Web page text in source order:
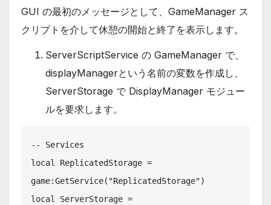
GUI の最初のメッセージとして、GameManager ス
クリプトを介して休憩の開始と終了を表示します。
ServerScriptService の GameManager で、
displayManagerという名前の変数を作成し、
ServerStorage で DisplayManager モジュー
ルを要求します。
-- Services
local ReplicatedStorage =
game:GetService("ReplicatedStorage")
local ServerStorage =